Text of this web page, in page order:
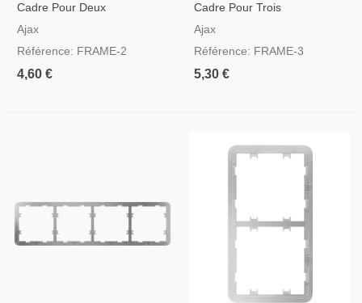
Cadre Pour Deux
Interrupteurs
Ajax
Référence: FRAME-2
4,60 €
Cadre Pour Trois
Interrupteurs
Ajax
Référence: FRAME-3
5,30 €